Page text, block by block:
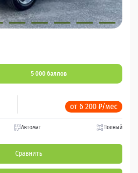
5 000 баллов
от 6 200 ₽/мес
Автомат Полный
Сравнить